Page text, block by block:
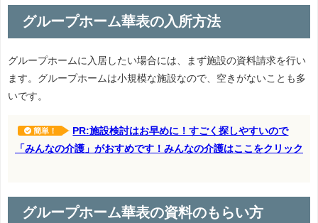
グループホーム華表の入所方法
グループホームに入居したい場合には、まず施設の資料請求を行い
ます。グループホームは小規模な施設なので、空きがないことも多
いです。
簡単！
PR:施設検討はお早めに！すごく探しやすいので
「みんなの介護」がおすめです！みんなの介護はここをクリック
グループホーム華表の資料のもらい方